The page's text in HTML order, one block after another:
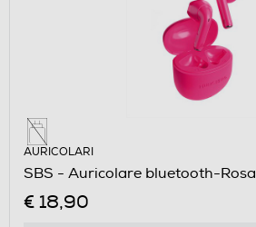
AURICOLARI
SBS - Auricolare bluetooth-Rosa
€ 18,90